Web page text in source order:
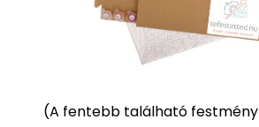
(A fentebb található